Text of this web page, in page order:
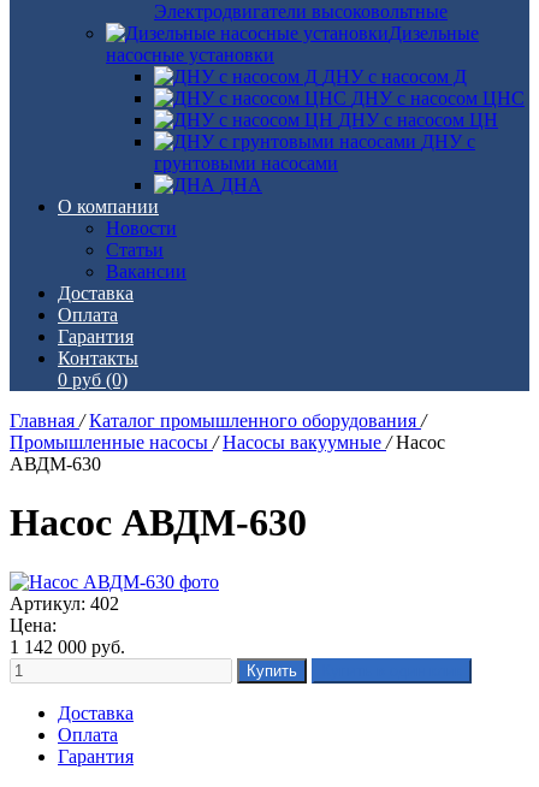
Электродвигатели высоковольтные
Дизельные
насосные установки
ДНУ с насосом Д
ДНУ с насосом ЦНС
ДНУ с насосом ЦН
ДНУ с
грунтовыми насосами
ДНА
О компании
Новости
Статьи
Вакансии
Доставка
Оплата
Гарантия
Контакты
0 руб (0)
Главная / Каталог промышленного оборудования /
Промышленные насосы / Насосы вакуумные / Насос
АВДМ-630
Насос АВДМ-630
Артикул: 402
Цена:
1 142 000 руб.
Доставка
Оплата
Гарантия